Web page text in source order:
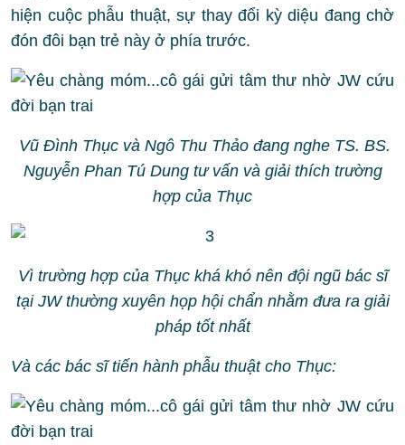
hiện cuộc phẫu thuật, sự thay đổi kỳ diệu đang chờ
đón đôi bạn trẻ này ở phía trước.
Vũ Đình Thục và Ngô Thu Thảo đang nghe TS. BS.
Nguyễn Phan Tú Dung tư vấn và giải thích trường
hợp của Thục
Vì trường hợp của Thục khá khó nên đội ngũ bác sĩ
tại JW thường xuyên họp hội chẩn nhằm đưa ra giải
pháp tốt nhất
Và các bác sĩ tiến hành phẫu thuật cho Thục: